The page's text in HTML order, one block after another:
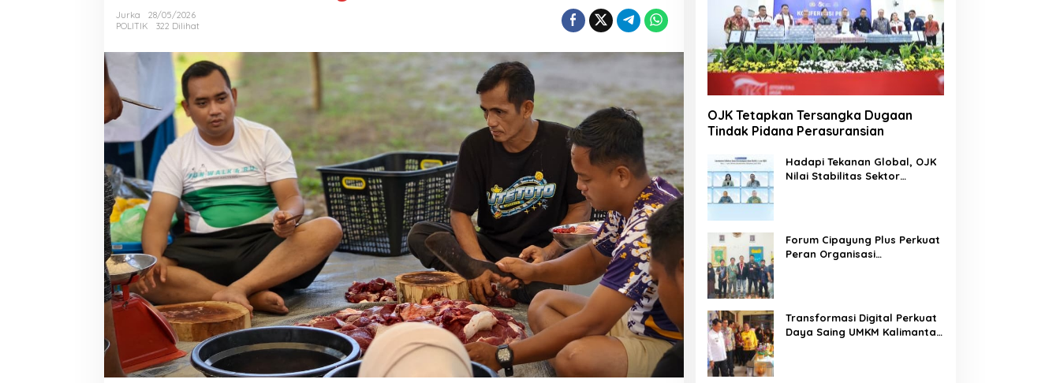
Jurka
28/05/2026
POLITIK
322 Dilihat
OJK Tetapkan Tersangka Dugaan
Tindak Pidana Perasuransian
Hadapi Tekanan Global, OJK
Nilai Stabilitas Sektor
Forum Cipayung Plus Perkuat
Peran Organisasi
Transformasi Digital Perkuat
Daya Saing UMKM Kalimantan